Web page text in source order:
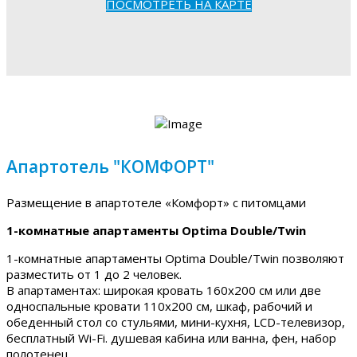
ПОСМОТРЕТЬ НА КАРТЕ
Апартотель "КОМФОРТ"
Размещение в апартотеле «Комфорт» с питомцами
1-комнатные апартаменты Optima Double/Twin
1-комнатные апартаменты Optima Double/Twin позволяют
разместить от 1 до 2 человек.
В апартаментах: широкая кровать 160х200 см или две
односпальные кровати 110х200 см, шкаф, рабочий и
обеденный стол со стульями, мини-кухня, LCD-телевизор,
бесплатный Wi-Fi. душевая кабина или ванна, фен, набор